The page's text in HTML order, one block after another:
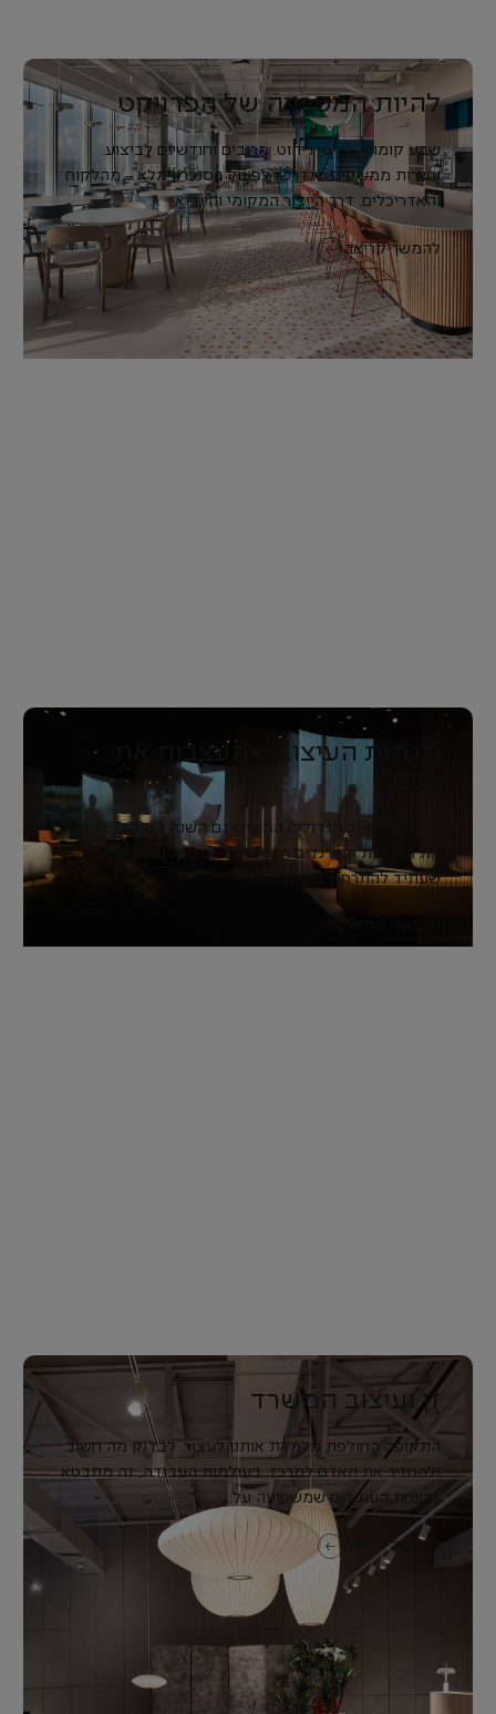
להיות המטרייה של הפרויקט
שבע קומות. פריטי ריהוט. מרובים וחודשיים לביצוע.
עשרות ממשקים שנדרשו לפעול בסנכרון מלא – מהלקוח
והאדריכלים, דרך הייצור המקומי והייבוא...
להמשך קריאה
מגמות העיצוב שמעצבות את
אירועי העיצוב הגדולים המשיכו גם השנה (2026), להוביל
את המגמות והטרנדים המרכזיים שמסמנים לנו את מה
שעתיד להתרחש בתחום. עם...
זן ועיצוב המשרד
התקופה החולפת מלמדת אותנו לעצור, לבדוק מה חשוב
ולהחזיר את האדם למרכז. בעולמות העבודה, זה מתבטא
ברווחת העובדים שמשפיעה על...
להמשך קריאה